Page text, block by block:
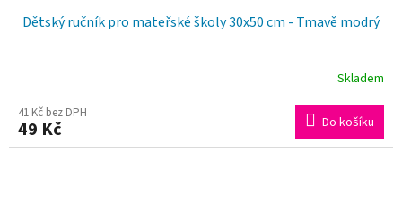
Dětský ručník pro mateřské školy 30x50 cm - Tmavě modrý
Skladem
41 Kč bez DPH
49 Kč Do košíku